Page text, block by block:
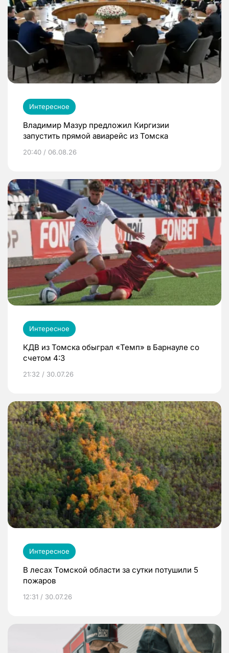
Интересное
Владимир Мазур предложил Киргизии
запустить прямой авиарейс из Томска
20:40 / 06.08.26
Интересное
КДВ из Томска обыграл «Темп» в Барнауле со
счетом 4:3
21:32 / 30.07.26
Интересное
В лесах Томской области за сутки потушили 5
пожаров
12:31 / 30.07.26